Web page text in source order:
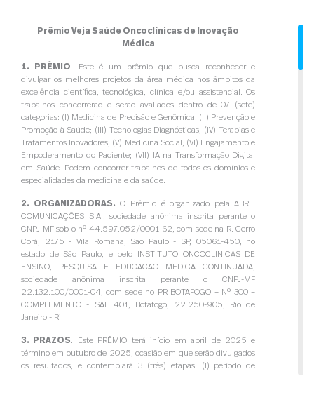
Prêmio Veja Saúde Oncoclínicas de Inovação
Médica
1. PRÊMIO . Este é um prêmio que busca reconhecer e
divulgar os melhores projetos da área médica nos âmbitos da
excelência científica, tecnológica, clínica e/ou assistencial. Os
trabalhos concorrerão e serão avaliados dentro de 07 (sete)
categorias: (I) Medicina de Precisão e Genômica; (II) Prevenção e
Promoção à Saúde; (III) Tecnologias Diagnósticas; (IV) Terapias e
Tratamentos Inovadores; (V) Medicina Social; (VI) Engajamento e
Empoderamento do Paciente; (VII) IA na Transformação Digital
em Saúde. Podem concorrer trabalhos de todos os domínios e
especialidades da medicina e da saúde.
2. ORGANIZADORAS. O Prêmio é organizado pela ABRIL
COMUNICAÇÕES S.A., sociedade anônima inscrita perante o
CNPJ-MF sob o nº 44.597.052/0001-62, com sede na R. Cerro
Corá, 2175 - Vila Romana, São Paulo - SP, 05061-450, no
estado de São Paulo, e pelo INSTITUTO ONCOCLINICAS DE
ENSINO, PESQUISA E EDUCACAO MEDICA CONTINUADA,
sociedade anônima inscrita perante o CNPJ-MF
22.132.100/0001-04, com sede no PR BOTAFOGO – Nº 300 –
COMPLEMENTO - SAL 401, Botafogo, 22.250-905, Rio de
Janeiro - Rj.
3. PRAZOS
. Este PRÊMIO terá início em abril de 2025 e
término em outubro de 2025, ocasião em que serão divulgados
os resultados, e contemplará 3 (três) etapas: (I) período de
indicação de participantes pelas ORGANIZADORAS através de